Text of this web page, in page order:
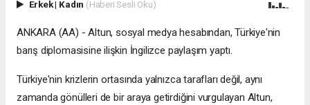
Erkek| Kadın (Haberi Sesli Oku)
ANKARA (AA) - Altun, sosyal medya hesabından, Türkiye'nin
barış diplomasisine ilişkin İngilizce paylaşım yaptı.
Türkiye'nin krizlerin ortasında yalnızca tarafları değil, aynı
zamanda gönülleri de bir araya getirdiğini vurgulayan Altun,